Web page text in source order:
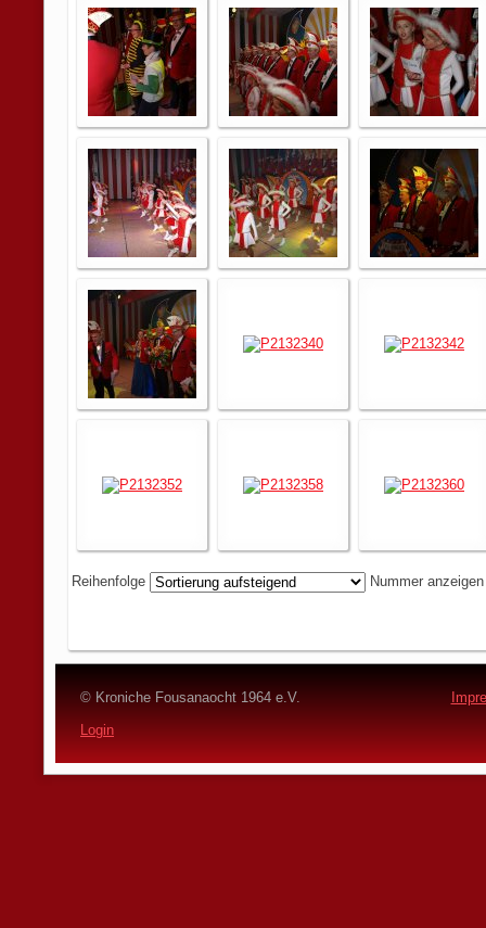
Reihenfolge Nummer
© Kroniche Fousanaocht 1964 e.V.
Login